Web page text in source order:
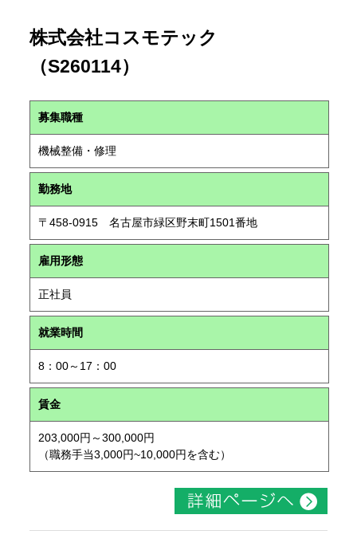
株式会社コスモテック
（S260114）
募集職種
機械整備・修理
勤務地
〒458-0915 名古屋市緑区野末町1501番地
雇用形態
正社員
就業時間
8：00～17：00
賃金
203,000円～300,000円
（職務手当3,000円~10,000円を含む）